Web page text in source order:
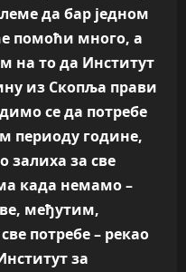
да бар једном
помоћи много, а
на то да Институт
из Скопља прави
се да потребе
периоду године,
за све
када немамо –
међутим,
потребе – рекао
за